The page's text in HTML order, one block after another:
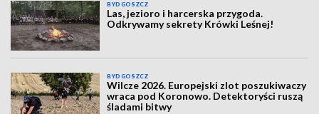
BYDGOSZCZ
Las, jezioro i harcerska przygoda.
Odkrywamy sekrety Krówki Leśnej!
BYDGOSZCZ
Wilcze 2026. Europejski zlot poszukiwaczy
wraca pod Koronowo. Detektoryści ruszą
śladami bitwy